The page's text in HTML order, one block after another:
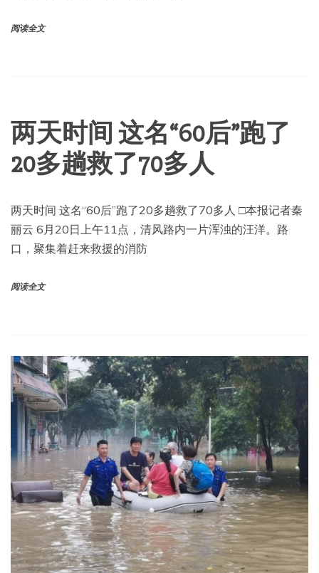
阅读全文
两天时间 这名“60后”跑了
20多趟救了70多人
两天时间 这名“60后”跑了20多趟救了70多人 □本报记者秦
丽云 6月20日上午11点，清风路内一片浑浊的汪洋。路
口，聚集着赶来救援的消防
阅读全文